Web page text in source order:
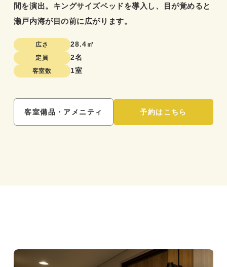
間を演出。キングサイズベッドを導入し、目が覚めると
瀬戸内海が目の前に広がります。
広さ 28.4㎡
定員 2名
客室数 1室
客室備品・アメニティ 予約はこちら